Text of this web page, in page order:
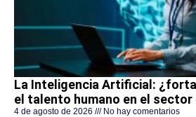
La Inteligencia Artificial:
el talento humano en el sector
4 de agosto de 2026 No hay comentarios